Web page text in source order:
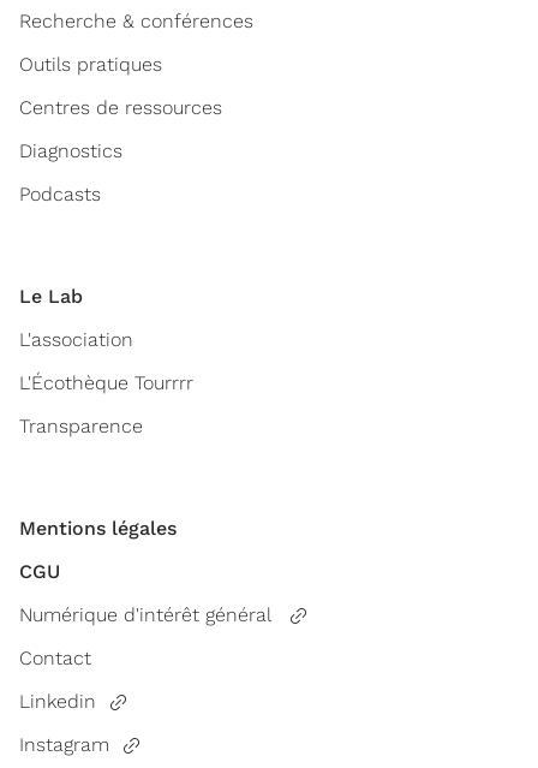
Recherche & conférences
Outils pratiques
Centres de ressources
Diagnostics
Podcasts
Le Lab
L'association
L'Écothèque Tourrrr
Transparence
Mentions légales
CGU
Numérique d'intérêt général
Contact
Linkedin
Instagram